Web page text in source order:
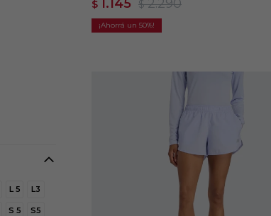
$ 1.145 $ 2.290
50
L 5 L3
S 5 S5